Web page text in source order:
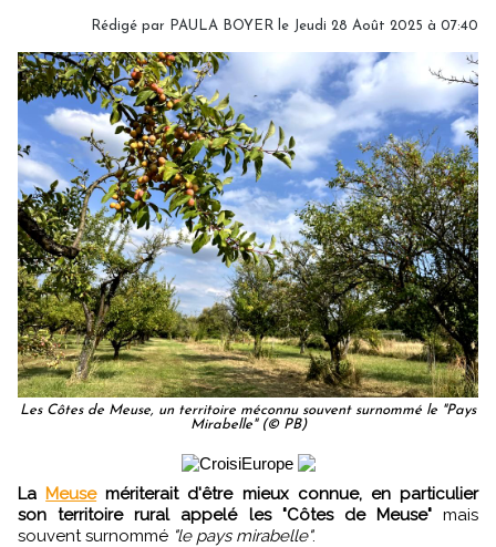
Rédigé par PAULA BOYER le Jeudi 28 Août 2025 à 07:40
Les Côtes de Meuse, un territoire méconnu souvent surnommé le "Pays
Mirabelle" (© PB)
La Meuse mériterait d'être mieux connue, en particulier
son territoire rural appelé les "Côtes de Meuse"mais
souvent surnommé "le pays mirabelle".